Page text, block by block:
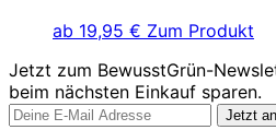
ab 19,95 € Zum Produkt
Jetzt zum BewusstGrün-
beim nächsten Einkauf sparen.